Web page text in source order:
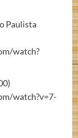
Paulista
watch?
watch?v=7-